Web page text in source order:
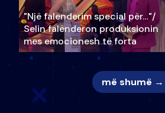
"Një falenderim special për…"/
Selin falënderon produksionin
mes emocionesh të forta
më shumë →